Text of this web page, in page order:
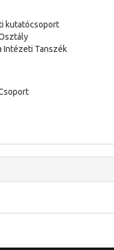
kutatócsoport
Intézeti Tanszék